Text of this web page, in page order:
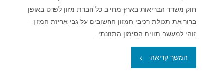
חוק משרד הבריאות בארץ מחייב כל חברת מזון לפרט באופן
ברור את תכולת רכיבי המזון החשובים על גבי אריזת המזון –
זוהי למעשה תווית הסימון התזונתי.
המשך קריאה "תוויות